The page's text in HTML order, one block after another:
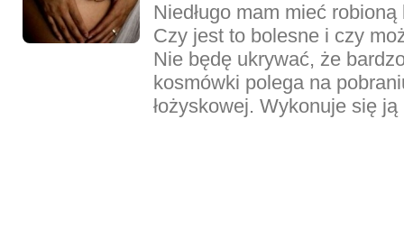
Niedługo mam mieć
Czy jest to bolesne i czy
Nie będę ukrywać, że
kosmówki polega na
łożyskowej. Wykonuje się